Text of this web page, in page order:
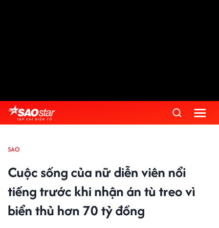
SAO
Cuộc sống của nữ diễn viên nổi
tiếng trước khi nhận án tù treo vì
biển thủ hơn 70 tỷ đồng